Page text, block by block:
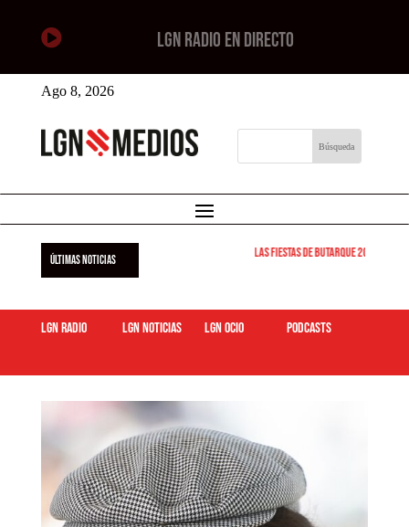
 LGN RADIO EN DIRECTO
Ago 8, 2026
ÚLTIMAS NOTICIAS Las Fiestas de Butarque 2026
LGN Radio LGN Noticias LGN ocio podcasts